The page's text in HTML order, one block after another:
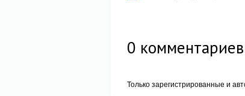
0 комментариев
Только зарегистрированные и